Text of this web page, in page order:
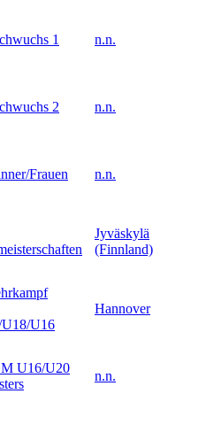
1 n.n.
2 n.n.
Frauen n.n.
Jyväskylä
(Finnland)
U16
Hannover
U16/U20
n.n.